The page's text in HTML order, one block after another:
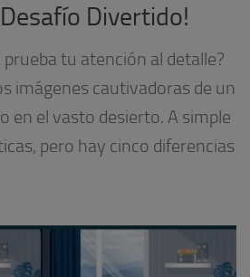
Divertido!
tu atención al detalle?
imágenes cautivadoras de un
en el vasto desierto. A simple
pero hay cinco diferencias